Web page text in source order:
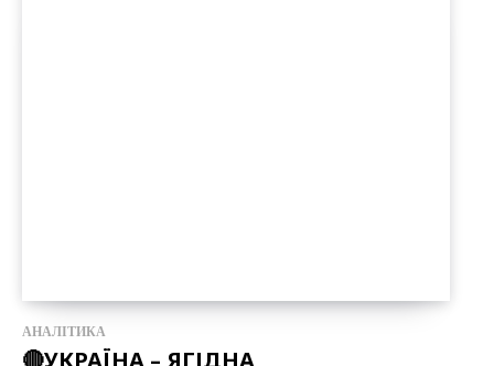
АНАЛІТИКА
🔴УКРАЇНА – ЯГІДНА